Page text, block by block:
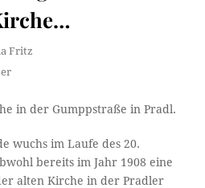
Fritz
in der Gumppstraße in Pradl.
wuchs im Laufe des 20.
bereits im Jahr 1908 eine
alten Kirche in der Pradler